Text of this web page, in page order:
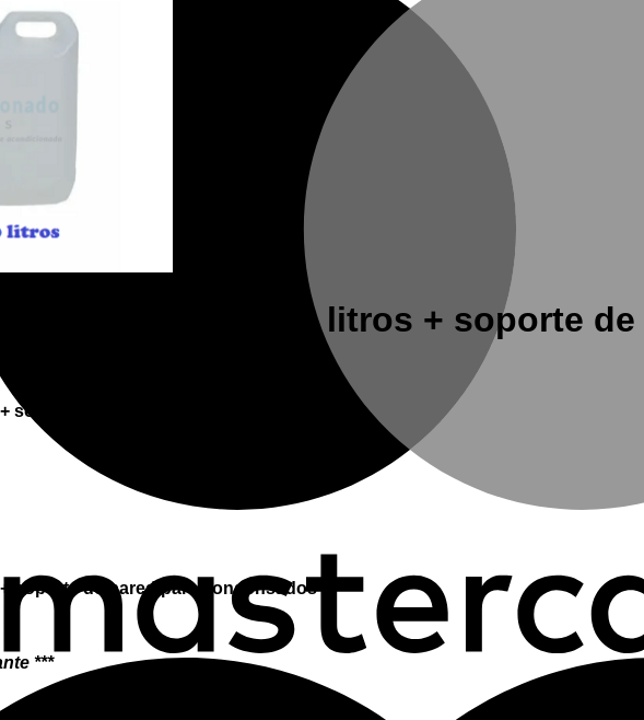
plástico de diez litros + soporte
soporte de pared para condensados .
soporte de pared para condensados .
***